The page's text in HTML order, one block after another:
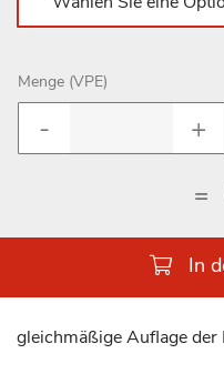
Menge (VPE)
=
In
gleichmäßige Auflage der